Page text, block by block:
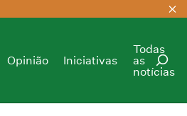
Opinião Iniciativas
Todas
as
notícias